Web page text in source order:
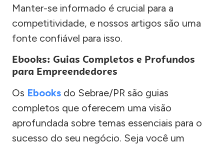
Manter-se informado é crucial para a
competitividade, e nossos artigos são uma
fonte confiável para isso.
Ebooks: Guias Completos e Profundos
para Empreendedores
Os Ebooks do Sebrae/PR são guias
completos que oferecem uma visão
aprofundada sobre temas essenciais para o
sucesso do seu negócio. Seja você um